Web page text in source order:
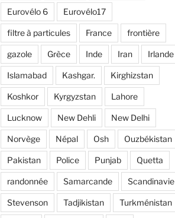
Eurovélo 6 Eurovélo17
filtre à particules France frontière
gazole Grèce Inde Iran Irlande
Islamabad Kashgar. Kirghizstan
Koshkor Kyrgyzstan Lahore
Lucknow New Dehli New Delhi
Norvège Népal Osh Ouzbékistan
Pakistan Police Punjab Quetta
randonnée Samarcande Scandinavie
Stevenson Tadjikistan Turkménistan